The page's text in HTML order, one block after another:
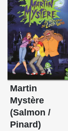
Martin
Mystère
(Salmon /
Pinard)